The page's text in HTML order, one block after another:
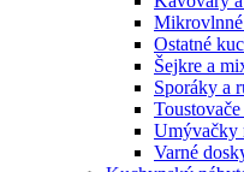
Ostatné
Šejkre a
Sporáky a
Umývačky
Varné